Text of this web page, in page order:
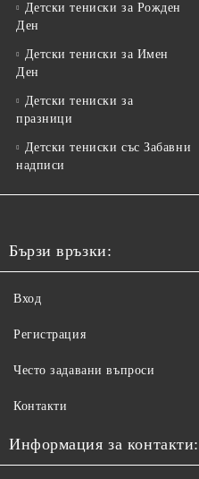
Детски тениски за Рожден
Ден
Детски тениски за Имен
Ден
Детски тениски за
празници
Детски тениски със Забавни
надписи
Бързи връзки:
Вход
Регистрация
Често задавани въпроси
Контакти
Информация за контакти: